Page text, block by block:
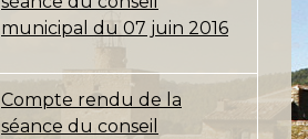
municipal du 07 juin 2016
Compte rendu de la
séance du conseil